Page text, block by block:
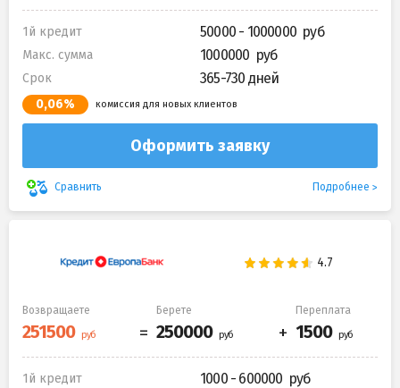
1й кредит 50000 - 1000000
Макс. сумма 1000000
Срок 365-730 дней
0,06% комиссия для новых клиентов
Оформить заявку
Сравнить Подробнее
Возвращаете Берете Переплата
1й кредит 1000 - 600000